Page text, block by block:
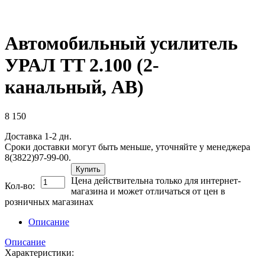
Автомобильный усилитель
УРАЛ TT 2.100 (2-
канальный, АВ)
8 150
Доставка 1-2 дн.
Сроки доставки могут быть меньше, уточняйте у менеджера
8(3822)97-99-00.
Кол-во:
Купить
Цена действительна только для интернет-
магазина и может отличаться от цен в
розничных магазинах
Описание
Описание
Характеристики: